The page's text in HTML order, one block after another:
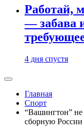
Работай,
— забава
4 дня спустя
Главная
Спорт
“Вашингтон” не
сборную